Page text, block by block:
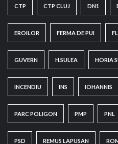
CTP CTP CLUJ DN1
EROILOR FERMA DE PUI
GUVERN H.SULEA HORIA
INCENDIU INS IOHANNIS
PARC POLIGON PMP PNL
PSD REMUS LAPUSAN